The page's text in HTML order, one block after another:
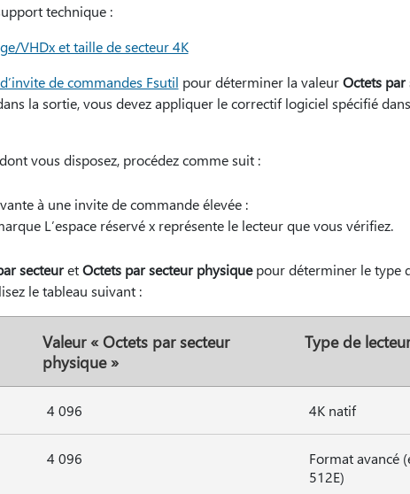
technique :
VHDx et taille de secteur 4K
de commandes Fsutil pour déterminer la valeurOctets par
la sortie, vous devez appliquer le correctif logiciel spécifié dans
vous disposez, procédez comme suit :
à une invite de commande élevée :
L’espace réservé x représente le lecteur que vous vérifiez.
secteuretOctets par secteur physiquepour déterminer le type
le tableau suivant :
Valeur « Octets par secteur
physique »
Type de lecteur
4 096 4K natif
4 096
Format avancé
512E)